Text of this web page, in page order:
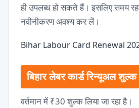
ही उपलब्ध हो सकते हैं। इसलिए समय
नवीनीकरण अवश्य कर लें।
Bihar Labour Card Renewal
बिहार लेबर कार्ड रिन्यूअल
वर्तमान में ₹30 शुल्क लिया जा रहा है।